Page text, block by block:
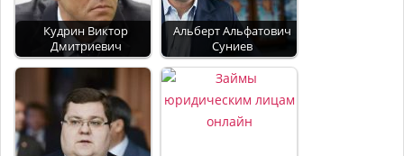
Кудрин Виктор
Дмитриевич
Альберт Альфатович
Суниев